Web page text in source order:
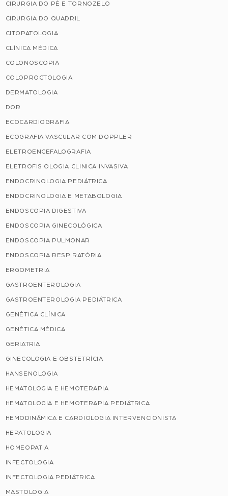
CIRURGIA DO PÉ E TORNOZELO
CIRURGIA DO QUADRIL
CITOPATOLOGIA
CLÍNICA MÉDICA
COLONOSCOPIA
COLOPROCTOLOGIA
DERMATOLOGIA
DOR
ECOCARDIOGRAFIA
ECOGRAFIA VASCULAR COM DOPPLER
ELETROENCEFALOGRAFIA
ELETROFISIOLOGIA CLINICA INVASIVA
ENDOCRINOLOGIA PEDIÁTRICA
ENDOCRINOLOGIA E METABOLOGIA
ENDOSCOPIA DIGESTIVA
ENDOSCOPIA GINECOLÓGICA
ENDOSCOPIA PULMONAR
ENDOSCOPIA RESPIRATÓRIA
ERGOMETRIA
GASTROENTEROLOGIA
GASTROENTEROLOGIA PEDIÁTRICA
GENÉTICA CLÍNICA
GENÉTICA MÉDICA
GERIATRIA
GINECOLOGIA E OBSTETRÍCIA
HANSENOLOGIA
HEMATOLOGIA E HEMOTERAPIA
HEMATOLOGIA E HEMOTERAPIA PEDIÁTRICA
HEMODINÂMICA E CARDIOLOGIA INTERVENCIONISTA
HEPATOLOGIA
HOMEOPATIA
INFECTOLOGIA
INFECTOLOGIA PEDIÁTRICA
MASTOLOGIA